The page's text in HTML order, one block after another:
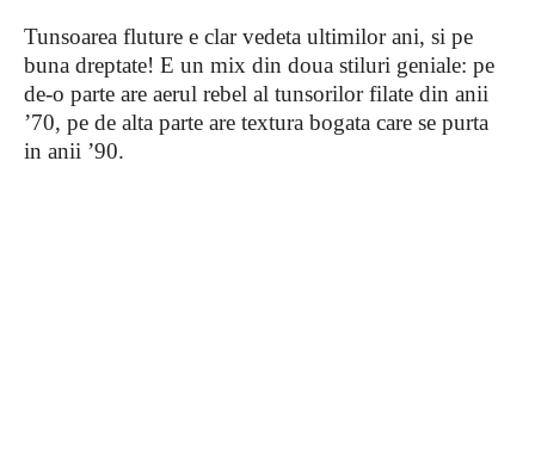
Tunsoarea fluture e clar vedeta ultimilor ani, si pe
buna dreptate! E un mix din doua stiluri geniale: pe
de-o parte are aerul rebel al tunsorilor filate din anii
’70, pe de alta parte are textura bogata care se purta
in anii ’90.